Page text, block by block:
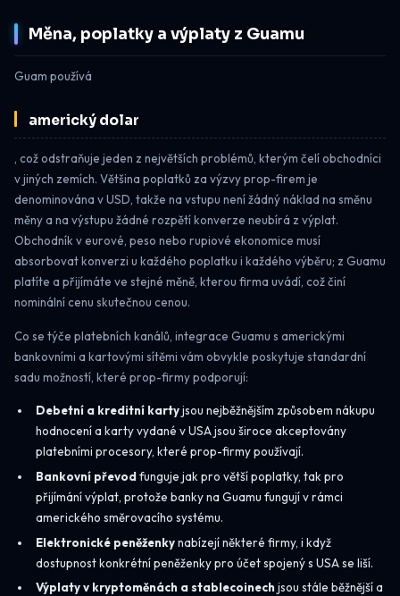
Měna, poplatky a výplaty z Guamu
Guam používá
americký dolar
, což odstraňuje jeden z největších problémů, kterým čelí obchodníci
v jiných zemích. Většina poplatků za výzvy prop-firem je
denominována v USD, takže na vstupu není žádný náklad na směnu
měny a na výstupu žádné rozpětí konverze neubírá z výplat.
Obchodník v eurové, peso nebo rupiové ekonomice musí
absorbovat konverzi u každého poplatku i každého výběru; z Guamu
platíte a přijímáte ve stejné měně, kterou firma uvádí, což činí
nominální cenu skutečnou cenou.
Co se týče platebních kanálů, integrace Guamu s americkými
bankovními a kartovými sítěmi vám obvykle poskytuje standardní
sadu možností, které prop-firmy podporují:
Debetní a kreditní kartyjsou nejběžnějším způsobem nákupu
hodnocení a karty vydané v USA jsou široce akceptovány
platebními procesory, které prop-firmy používají.
Bankovní převodfunguje jak pro větší poplatky, tak pro
přijímání výplat, protože banky na Guamu fungují v rámci
amerického směrovacího systému.
Elektronické peněženkynabízejí některé firmy, i když
dostupnost konkrétní peněženky pro účet spojený s USA se liší.
Výplaty v kryptoměnách a stablecoinech jsou stále běžnější a